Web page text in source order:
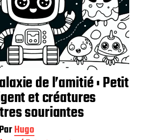
de l’amitié : Petit
et créatures
souriantes
ParHugo